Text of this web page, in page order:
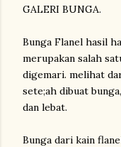
GALERI BUNGA.
Bunga Flanel hasil
merupakan salah
digemari. melihat
sete;ah dibuat
dan lebat.
Bunga dari kain